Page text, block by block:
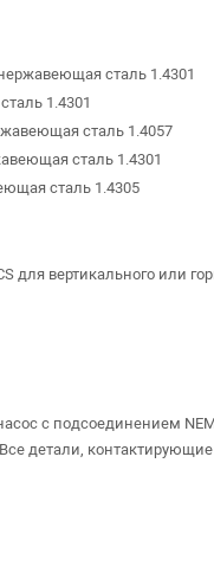
сталь 1.4301
1.4301
сталь 1.4057
сталь 1.4301
сталь 1.4305
для вертикального или
с подсоединением
детали,